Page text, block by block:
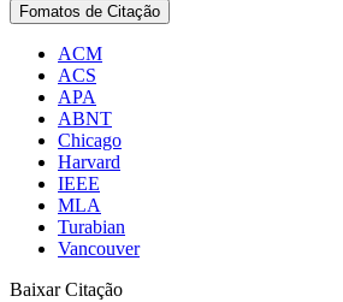
Fomatos de Citação
ACM
ACS
APA
ABNT
Chicago
Harvard
IEEE
MLA
Turabian
Vancouver
Baixar Citação